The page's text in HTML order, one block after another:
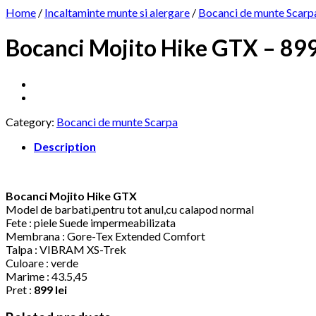
Home / Incaltaminte munte si alergare / Bocanci de munte
Bocanci Mojito Hike GTX –
Category: Bocanci de munte Scarpa
Description
Bocanci Mojito Hike GTX
Model de barbati,pentru tot anul,cu calapod normal
Fete : piele Suede impermeabilizata
Membrana : Gore-Tex Extended Comfort
Talpa : VIBRAM XS-Trek
Culoare : verde
Marime : 43.5,45
Pret : 899 lei